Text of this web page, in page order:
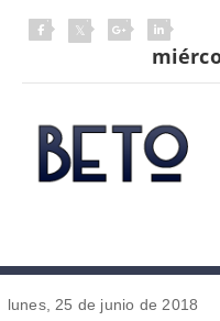
lunes, 25 de junio de 2018